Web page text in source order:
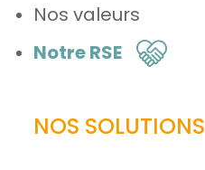
Nos valeurs
Notre RSE
NOS SOLUTIONS